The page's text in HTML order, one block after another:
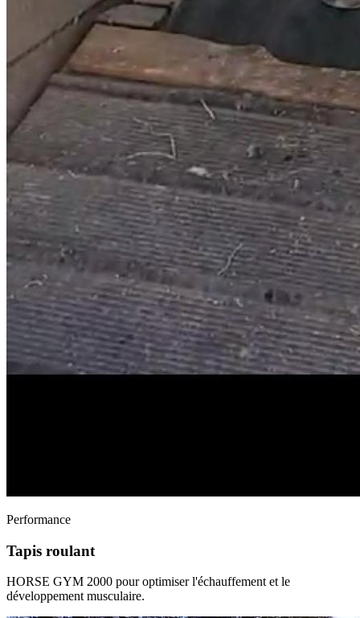
Performance
Tapis roulant
HORSE GYM 2000 pour optimiser l'échauffement et le
développement musculaire.